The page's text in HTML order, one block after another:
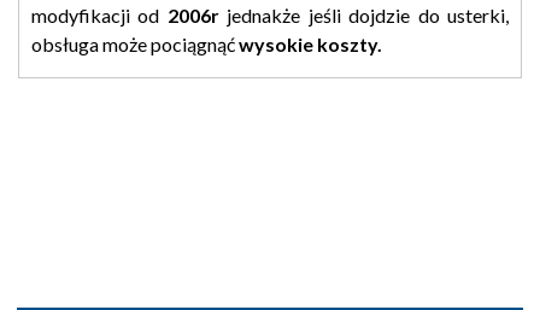
modyfikacji od 2006rjednakże jeśli dojdzie do usterki,
obsługa może pociągnąćwysokie koszty.